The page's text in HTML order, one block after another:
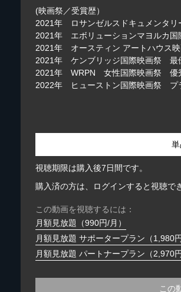
(映画祭／受賞歴）
2021年 ロサンゼルスドキュメンタ
2021年 エボリューションマヨルカ
2021年 オースティン アートハウス
2021年 ケンブリッジ国際映画祭 最
2021年 WRPN 女性国際映画祭 優
2022年 ヒューストン国際映画祭 プ
視聴期限は購入後7日間です。
購入済の方は、ログインすると視聴で
この動画を視聴するには：
月額見放題（990円/月）
月額見放題 サポータープラン（1,980円
月額見放題 パートナープラン（2,970円
この